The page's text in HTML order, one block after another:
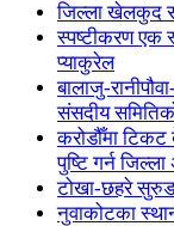
जिल्ला खेलकुद
स्पष्टीकरण एक
प्याकुरेल
बालाजु-
संसदीय
करोडौँमा टिकट
पुष्टि गर्न
टोखा-छहरे
नुवाकोटका